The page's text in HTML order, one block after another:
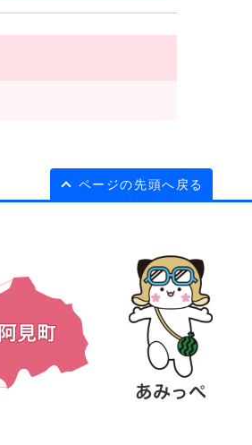
ページの先頭へ戻る